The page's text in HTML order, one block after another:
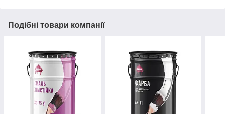
Подібні товари компанії